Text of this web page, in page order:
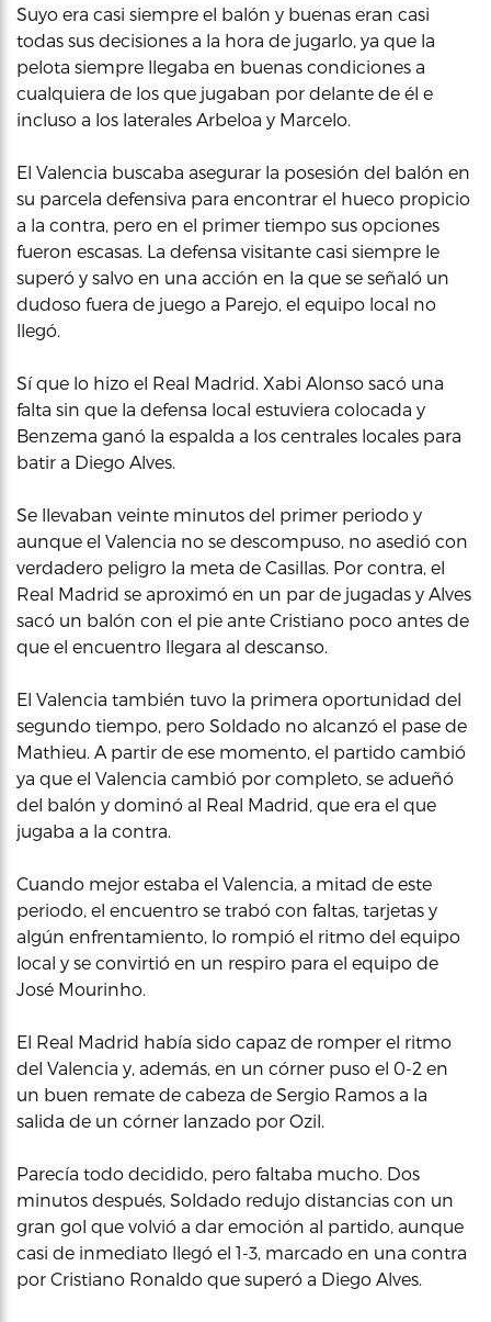
Suyo era casi siempre el balón y buenas eran casi
todas sus decisiones a la hora de jugarlo, ya que la
pelota siempre llegaba en buenas condiciones a
cualquiera de los que jugaban por delante de él e
incluso a los laterales Arbeloa y Marcelo.
El Valencia buscaba asegurar la posesión del balón en
su parcela defensiva para encontrar el hueco propicio
a la contra, pero en el primer tiempo sus opciones
fueron escasas. La defensa visitante casi siempre le
superó y salvo en una acción en la que se señaló un
dudoso fuera de juego a Parejo, el equipo local no
llegó.
Sí que lo hizo el Real Madrid. Xabi Alonso sacó una
falta sin que la defensa local estuviera colocada y
Benzema ganó la espalda a los centrales locales para
batir a Diego Alves.
Se llevaban veinte minutos del primer periodo y
aunque el Valencia no se descompuso, no asedió con
verdadero peligro la meta de Casillas. Por contra, el
Real Madrid se aproximó en un par de jugadas y Alves
sacó un balón con el pie ante Cristiano poco antes de
que el encuentro llegara al descanso.
El Valencia también tuvo la primera oportunidad del
segundo tiempo, pero Soldado no alcanzó el pase de
Mathieu. A partir de ese momento, el partido cambió
ya que el Valencia cambió por completo, se adueñó
del balón y dominó al Real Madrid, que era el que
jugaba a la contra.
Cuando mejor estaba el Valencia, a mitad de este
periodo, el encuentro se trabó con faltas, tarjetas y
algún enfrentamiento, lo rompió el ritmo del equipo
local y se convirtió en un respiro para el equipo de
José Mourinho.
El Real Madrid había sido capaz de romper el ritmo
del Valencia y, además, en un córner puso el 0-2 en
un buen remate de cabeza de Sergio Ramos a la
salida de un córner lanzado por Ozil.
Parecía todo decidido, pero faltaba mucho. Dos
minutos después, Soldado redujo distancias con un
gran gol que volvió a dar emoción al partido, aunque
casi de inmediato llegó el 1-3, marcado en una contra
por Cristiano Ronaldo que superó a Diego Alves.